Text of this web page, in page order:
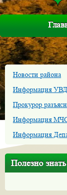
Новости района
Информация
Прокурор
Информация
Информация
Полезно знать